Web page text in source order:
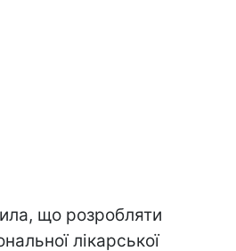
що розробляти
лікарської